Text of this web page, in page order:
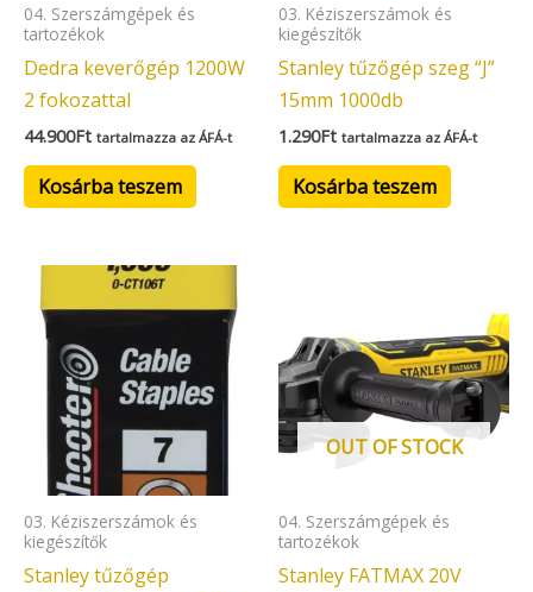
04. Szerszámgépek és
tartozékok
Dedra keverőgép 1200W
2 fokozattal
44.900Ft tartalmazza az ÁFÁ-t
Kosárba teszem
03. Kéziszerszámok és
kiegészítők
Stanley tűzőgép szeg “J”
15mm 1000db
1.290Ft tartalmazza az ÁFÁ-t
Kosárba teszem
03. Kéziszerszámok és
kiegészítők
Stanley tűzőgép
OUT OF STOCK
04. Szerszámgépek és
tartozékok
Stanley FATMAX 20V